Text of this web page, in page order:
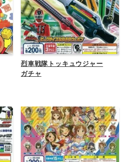
烈車戦隊トッキュウジャー
ガチャ